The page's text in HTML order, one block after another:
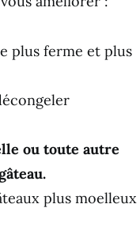
plus ferme et plus
ou toute autre
plus moelleux